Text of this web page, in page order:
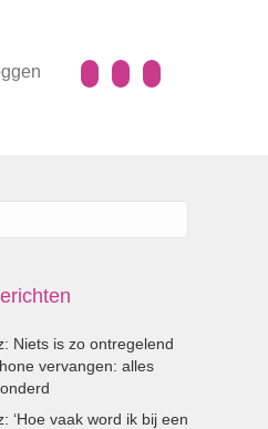
Niets is zo ontregelend
vervangen: alles
‘Hoe vaak word ik bij een